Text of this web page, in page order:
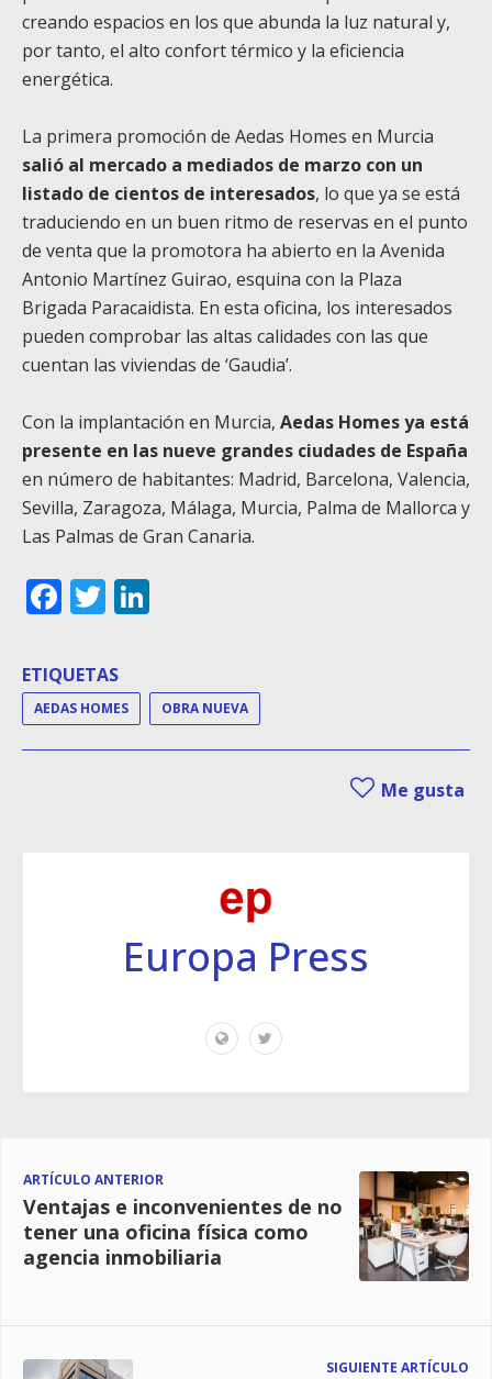
creando espacios en los que abunda la luz natural y,
por tanto, el alto confort térmico y la eficiencia
energética.
La primera promoción de Aedas Homes en Murcia
salió al mercado a mediados de marzo con un
listado de cientos de interesados, lo que ya se está
traduciendo en un buen ritmo de reservas en el punto
de venta que la promotora ha abierto en la Avenida
Antonio Martínez Guirao, esquina con la Plaza
Brigada Paracaidista. En esta oficina, los interesados
pueden comprobar las altas calidades con las que
cuentan las viviendas de ‘Gaudia’.
Con la implantación en Murcia, Aedas Homes ya está
presente en las nueve grandes ciudades de España
en número de habitantes: Madrid, Barcelona, Valencia,
Sevilla, Zaragoza, Málaga, Murcia, Palma de Mallorca y
Las Palmas de Gran Canaria.
Facebook
Twitter
ETIQUETAS
AEDAS HOMES OBRA NUEVA
Me gusta
Europa Press
ARTÍCULO ANTERIOR
Ventajas e inconvenientes de no
tener una oficina física como
agencia inmobiliaria
SIGUIENTE ARTÍCULO